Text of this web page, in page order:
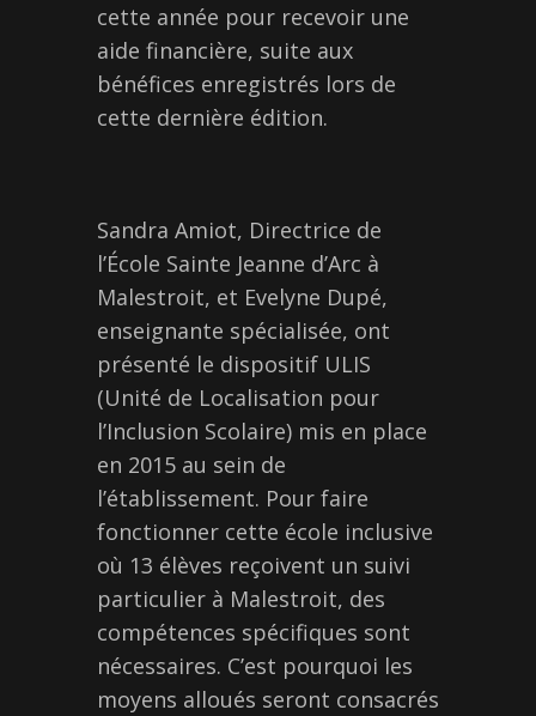
cette année pour recevoir une
aide financière, suite aux
bénéfices enregistrés lors de
cette dernière édition.
Sandra Amiot, Directrice de
l’École Sainte Jeanne d’Arc à
Malestroit, et Evelyne Dupé,
enseignante spécialisée, ont
présenté le dispositif ULIS
(Unité de Localisation pour
l’Inclusion Scolaire) mis en place
en 2015 au sein de
l’établissement. Pour faire
fonctionner cette école inclusive
où 13 élèves reçoivent un suivi
particulier à Malestroit, des
compétences spécifiques sont
nécessaires. C’est pourquoi les
moyens alloués seront consacrés